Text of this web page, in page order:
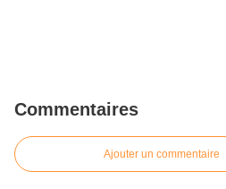
Commentaires
Ajouter un commentaire